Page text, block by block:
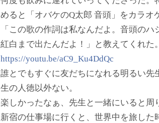
めると「オバケのQ太郎 音頭」をカラオ
「この歌の作詞は私なんだよ。音頭の
紅白まで出たんだよ！」と教えてくれた
https://youtu.be/aC9_Ku4DdQc
誰とでもすぐに友だちになれる明るい
生の人徳以外ない。
楽しかったなぁ、先生と一緒にいると周
新宿の仕事場に行くと、世界中を旅し